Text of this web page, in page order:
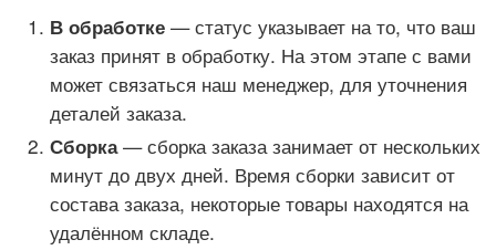
В обработке — статус указывает на то, что ваш
заказ принят в обработку. На этом этапе с вами
может связаться наш менеджер, для уточнения
деталей заказа.
Сборка— сборка заказа занимает от нескольких
минут до двух дней. Время сборки зависит от
состава заказа, некоторые товары находятся на
удалённом складе.